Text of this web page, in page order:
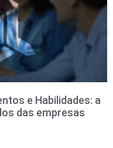
e Habilidades: a
das empresas